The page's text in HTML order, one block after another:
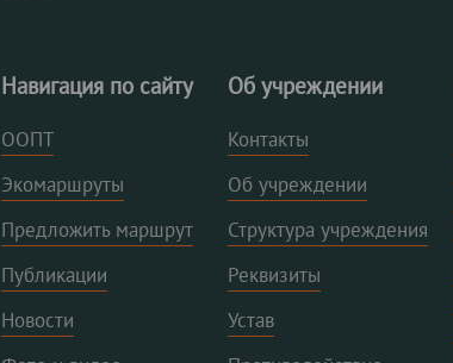
Навигация по сайту
ООПТ
Экомаршруты
Предложить маршрут
Публикации
Новости
Об учреждении
Контакты
Об учреждении
Структура учреждения
Реквизиты
Устав